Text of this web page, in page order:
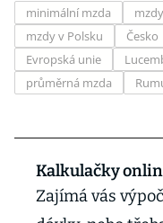
minimální mzda mzdy
mzdy v Polsku
Česko
Evropská unie
průměrná mzda
Kalkulačky
Zajímá vás